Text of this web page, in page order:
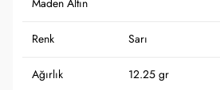
Maden Altın
Renk Sarı
Ağırlık 12.25 gr